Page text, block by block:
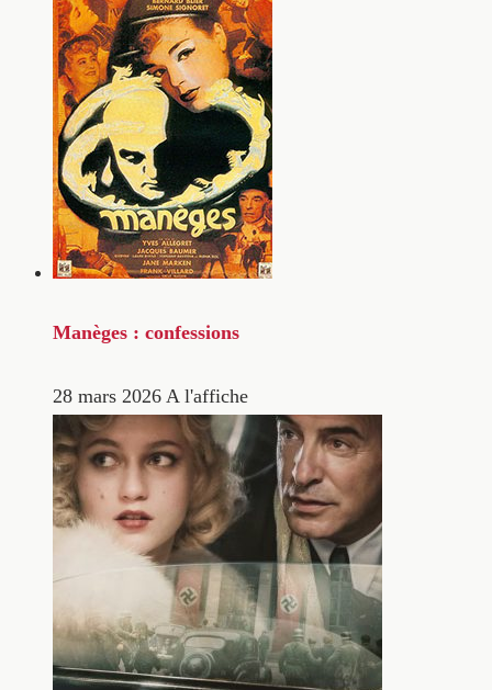
Manèges : confessions
28 mars 2026 A l'affiche